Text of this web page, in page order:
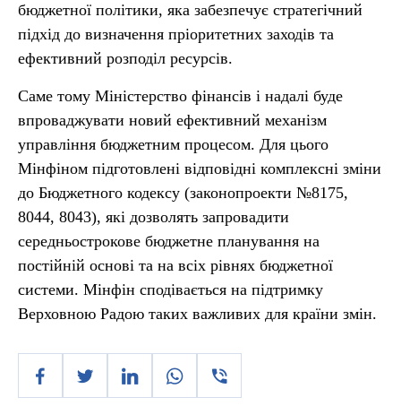
бюджетної політики, яка забезпечує стратегічний
підхід до визначення пріоритетних заходів та
ефективний розподіл ресурсів.
Саме тому Міністерство фінансів і надалі буде
впроваджувати новий ефективний механізм
управління бюджетним процесом. Для цього
Мінфіном підготовлені відповідні комплексні зміни
до Бюджетного кодексу (законопроекти №8175,
8044, 8043), які дозволять запровадити
середньострокове бюджетне планування на
постійній основі та на всіх рівнях бюджетної
системи. Мінфін сподівається на підтримку
Верховною Радою таких важливих для країни змін.